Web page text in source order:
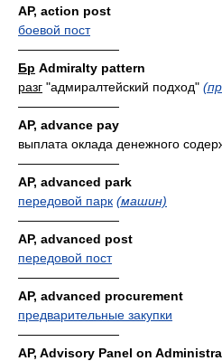
AP, action post
боевой пост
————————
Бр Admiralty pattern
разг "адмиралтейский подход"
————————
AP, advance pay
выплата оклада денежного
————————
AP, advanced park
передовой парк (машин)
————————
AP, advanced post
передовой пост
————————
AP, advanced procurement
предварительные закупки
————————
AP, Advisory Panel on